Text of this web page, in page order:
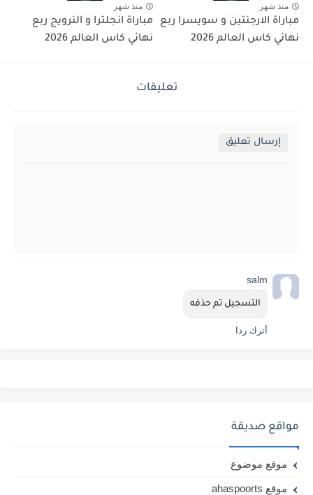
منذ شهر
مباراة الارجنتين و سويسرا ربع
نهائي كاس العالم 2026
منذ شهر
مباراة انجلترا و النرويج ربع
نهائي كاس العالم 2026
تعليقات
إرسال تعليق
salm
التسجيل تم حذفه
أترك ردا
مواقع صديقة
موقع موضوع
موقع ahaspoorts